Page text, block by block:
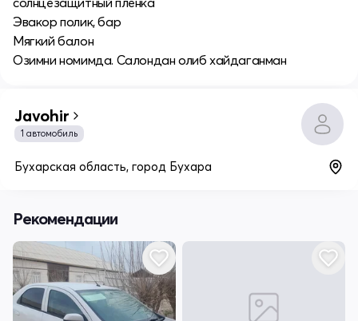
Эвакор полик, бар
Мягкий балон
Озимни номимда. Салондан олиб хайдаганман
Javohir
1 автомобиль
Бухарская область, город Бухара
Рекомендации